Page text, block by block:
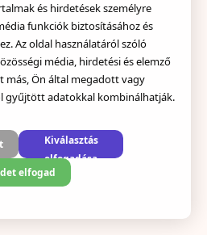
és hirdetések személyre
funkciók biztosításához és
Az oldal használatáról szóló
média, hirdetési és elemző
más, Ön által megadott vagy
gyűjtött adatokkal kombinálhatják.
Kiválasztás
elfogadása
elfogad